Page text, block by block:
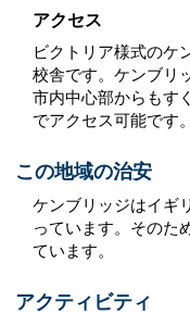
アクセス
ビクトリア様式のケ
校舎です。ケンブリ
市内中心部からもす
でアクセス可能です。
この地域の治安
ケンブリッジはイギ
っています。そのた
ています。
アクティビティ